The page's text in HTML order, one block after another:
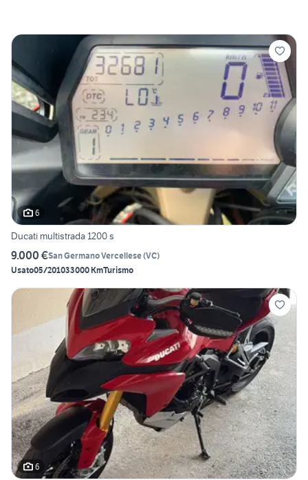
6
Ducati multistrada 1200 s
9.000 €San Germano Vercellese(VC)
Usato05/201033000 KmTurismo
6